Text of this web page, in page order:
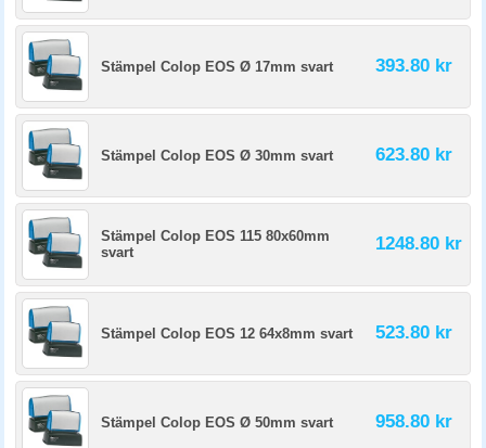
Stämpel Colop EOS Ø 17mm svart 393.80 kr
Stämpel Colop EOS Ø 30mm svart 623.80 kr
Stämpel Colop EOS 115 80x60mm
svart
1248.80 kr
Stämpel Colop EOS 12 64x8mm svart 523.80 kr
Stämpel Colop EOS Ø 50mm svart 958.80 kr